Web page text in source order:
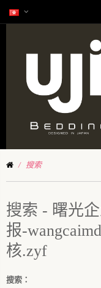
搜索
搜索 - 曙光
报-
核.zyf
搜索：